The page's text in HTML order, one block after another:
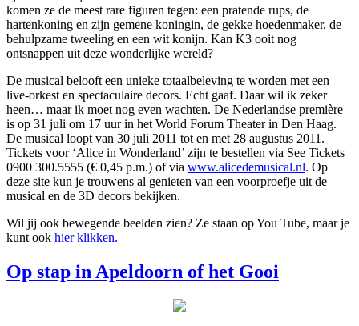
komen ze de meest rare figuren tegen: een pratende rups, de
hartenkoning en zijn gemene koningin, de gekke hoedenmaker, de
behulpzame tweeling en een wit konijn. Kan K3 ooit nog
ontsnappen uit deze wonderlijke wereld?
De musical belooft een unieke totaalbeleving te worden met een
live-orkest en spectaculaire decors. Echt gaaf. Daar wil ik zeker
heen… maar ik moet nog even wachten. De Nederlandse première
is op 31 juli om 17 uur in het World Forum Theater in Den Haag.
De musical loopt van 30 juli 2011 tot en met 28 augustus 2011.
Tickets voor ‘Alice in Wonderland’ zijn te bestellen via See Tickets
0900 300.5555 (€ 0,45 p.m.) of via www.alicedemusical.nl. Op
deze site kun je trouwens al genieten van een voorproefje uit de
musical en de 3D decors bekijken.
Wil jij ook bewegende beelden zien? Ze staan op You Tube, maar je
kunt ook hier klikken.
Op stap in Apeldoorn of het Gooi